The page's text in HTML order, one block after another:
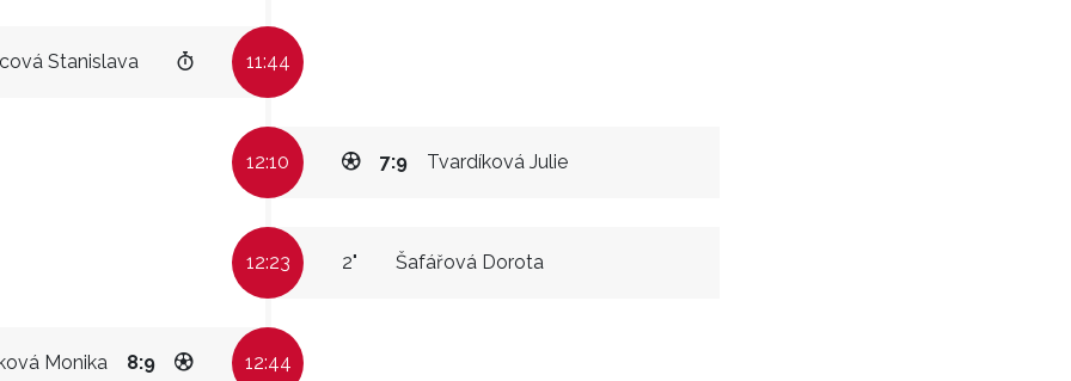
Stanislava 11:44
12:10 Tvardíková Julie
7:9
12:23 Šafářová Dorota
2"
Monika 8:9 12:44